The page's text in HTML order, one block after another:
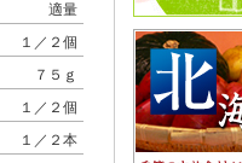
適量
１／２個
７５ｇ
１／２個
１／２本